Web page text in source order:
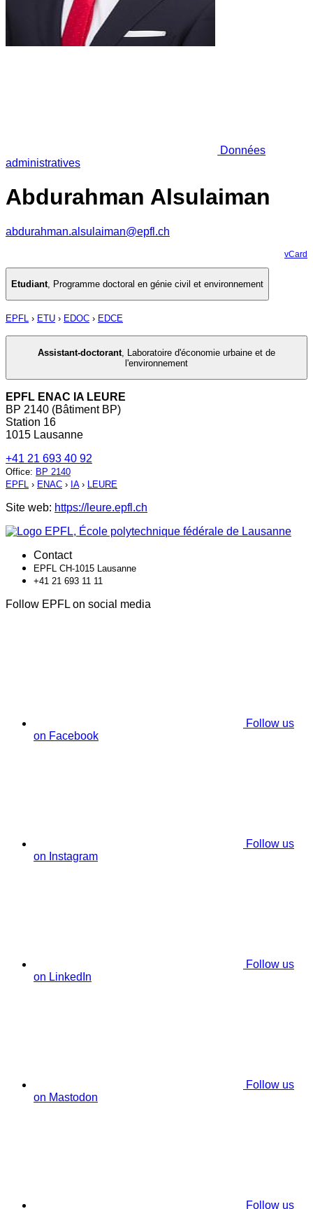
Données
administratives
Abdurahman Alsulaiman
abdurahman.alsulaiman@epfl.ch
vCard
Etudiant, Programme doctoral en génie civil et environnement
EPFL › ETU › EDOC › EDCE
Assistant-doctorant Laboratoire d'économie urbaine et de
l'environnement
EPFL ENAC IA LEURE
BP 2140 (Bâtiment BP)
Station 16
1015 Lausanne
+41 21 693 40 92
Office: BP 2140
EPFL › ENAC › IA› LEURE
Site web: https://leure.epfl.ch
Contact
EPFL CH-1015 Lausanne
+41 21 693 11 11
Follow EPFL on social media
Follow us
on Facebook
Follow us
on Instagram
Follow us
on LinkedIn
Follow us
on Mastodon
Follow us